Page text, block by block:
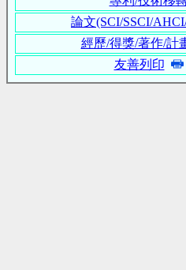
論文(SCI/SSCI/
經歷/得獎/著作/計
友善列印